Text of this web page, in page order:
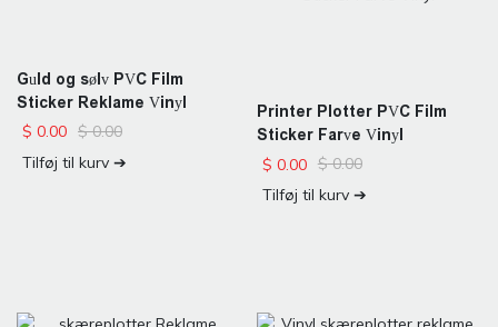
Guld og sølv PVC Film
Sticker Reklame Vinyl
$ 0.00 $0.00
Tilføj til kurv ➔
Printer Plotter PVC Film
Sticker Farve Vinyl
$ 0.00 $0.00
Tilføj til kurv ➔